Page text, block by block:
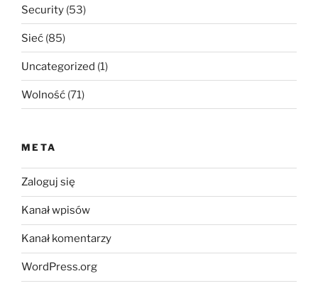
Security (53)
Sieć (85)
Uncategorized (1)
Wolność (71)
META
Zaloguj się
Kanał wpisów
Kanał komentarzy
WordPress.org